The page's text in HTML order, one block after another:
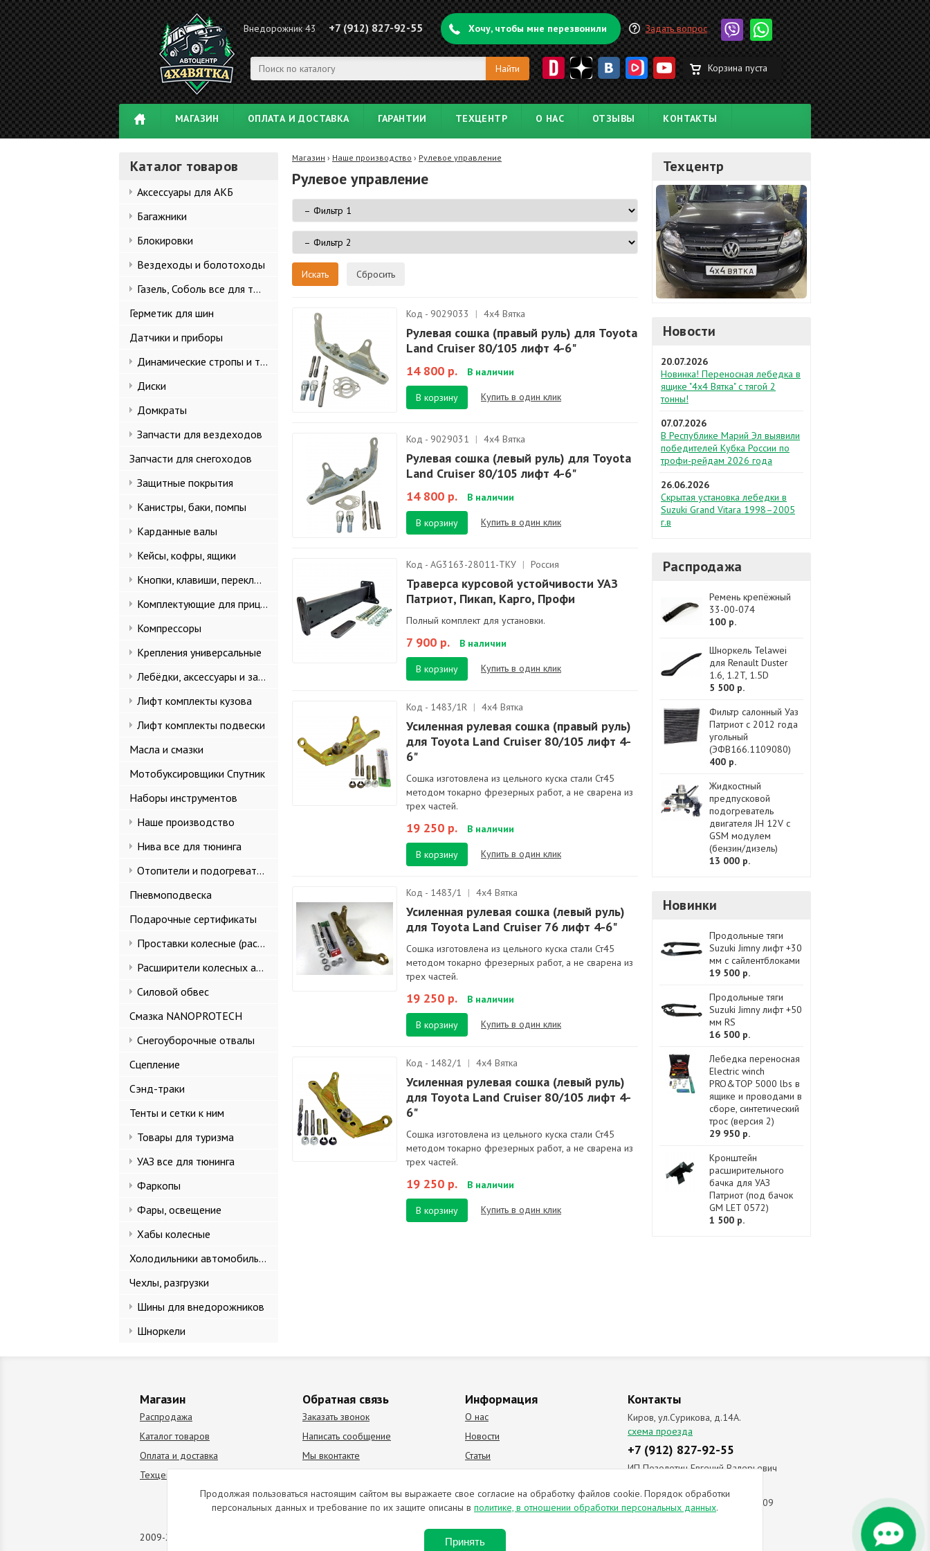
Внедорожник 43 +7 (912) 827-92-55 Хочу, чтобы мне перезвонили Задать вопрос
Корзина пуста
МАГАЗИН ОПЛАТА И ДОСТАВКА ГАРАНТИИ ТЕХЦЕНТР О НАС ОТЗЫВЫ КОНТАКТЫ
Каталог товаров
Аксессуары для АКБ
Багажники
Блокировки
Вездеходы и болотоходы
Газель, Соболь все для тюнинга
Герметик для шин
Датчики и приборы
Динамические стропы и такелаж
Диски
Домкраты
Запчасти для вездеходов
Запчасти для снегоходов
Защитные покрытия
Канистры, баки, помпы
Карданные валы
Кейсы, кофры, ящики
Кнопки, клавиши, переключатели
Комплектующие для прицепов
Компрессоры
Крепления универсальные
Лебёдки, аксессуары и запчасти
Лифт комплекты кузова
Лифт комплекты подвески
Масла и смазки
Мотобуксировщики Спутник
Наборы инструментов
Наше производство
Нива все для тюнинга
Отопители и подогреватели
Пневмоподвеска
Подарочные сертификаты
Проставки колесные (расширители колеи)
Расширители колесных арок и брызговики
Силовой обвес
Смазка NANOPROTECH
Снегоуборочные отвалы
Сцепление
Сэнд-траки
Тенты и сетки к ним
Товары для туризма
УАЗ все для тюнинга
Фаркопы
Фары, освещение
Хабы колесные
Холодильники автомобильные
Чехлы, разгрузки
Шины для внедорожников
Шноркели
Магазин › Наше производство › Рулевое управление
Рулевое управление
Сбросить
Код - 9029033 | 4х4 Вятка
Рулевая сошка (правый руль) для Toyota
Land Cruiser 80/105 лифт 4-6"
14 800 р.
В наличии
В корзину Купить в один клик
Код - 9029031 | 4х4 Вятка
Рулевая сошка (левый руль) для Toyota
Land Cruiser 80/105 лифт 4-6"
14 800 р.
В наличии
В корзину Купить в один клик
Код - AG3163-28011-ТКУ | Россия
Траверса курсовой устойчивости УАЗ
Патриот, Пикап, Карго, Профи
Полный комплект для установки.
7 900 р. В наличии
В корзину Купить в один клик
Код - 1483/1R | 4х4 Вятка
Усиленная рулевая сошка (правый руль)
для Toyota Land Cruiser 80/105 лифт 4-
6"
Сошка изготовлена из цельного куска стали Ст45
методом токарно фрезерных работ, а не сварена из
трех частей.
19 250 р. В наличии
В корзину Купить в один клик
Код - 1483/1 | 4х4 Вятка
Усиленная рулевая сошка (левый руль)
для Toyota Land Cruiser 76 лифт 4-6"
Сошка изготовлена из цельного куска стали Ст45
методом токарно фрезерных работ, а не сварена из
трех частей.
19 250 р. В наличии
В корзину Купить в один клик
Код - 1482/1 | 4х4 Вятка
Усиленная рулевая сошка (левый руль)
для Toyota Land Cruiser 80/105 лифт 4-
6"
Сошка изготовлена из цельного куска стали Ст45
методом токарно фрезерных работ, а не сварена из
трех частей.
19 250 р. В наличии
В корзину Купить в один клик
Техцентр
Новости
20.07.2026
Новинка! Переносная лебедка в
ящике "4х4 Вятка" с тягой 2
тонны!
07.07.2026
В Республике Марий Эл выявили
победителей Кубка России по
трофи-рейдам 2026 года
26.06.2026
Скрытая установка лебедки в
Suzuki Grand Vitara 1998–2005
г.в
Распродажа
Ремень крепёжный
33-00-074
100 р.
Шноркель Telawei
для Renault Duster
1.6, 1.2T, 1.5D
5 500 р.
Фильтр салонный Уаз
Патриот с 2012 года
угольный
(ЭФВ166.1109080)
400 р.
Жидкостный
предпусковой
подогреватель
двигателя JH 12V с
GSM модулем
(бензин/дизель)
13 000 р.
Новинки
Продольные тяги
Suzuki Jimny лифт +30
мм с сайлентблоками
19 500 р.
Продольные тяги
Suzuki Jimny лифт +50
мм RS
16 500 р.
Лебедка переносная
Electric winch
PRO&TOP 5000 lbs в
ящике и проводами в
сборе, синтетический
трос (версия 2)
29 950 р.
Кронштейн
расширительного
бачка для УАЗ
Патриот (под бачок
GM LET 0572)
1 500 р.
Магазин
Распродажа
Каталог товаров
Оплата и доставка
Техцентр
Обратная связь
Заказать звонок
Написать сообщение
Мы вконтакте
Информация
О нас
Новости
Статьи
Контакты
Киров, ул.Сурикова, д.14А.
схема проезда
+7 (912) 827-92-55
ИП Позолотин Евгений Валерьевич
ИНН 434537218055 / ОГРН ИП
309434505600123 от 25.02.2009
2009-2026 © Все права защищены. Копирование материалов запрещено. Отправляя любую форму на сайте, вы соглашаетесь с
Продолжая пользоваться настоящим сайтом вы выражаете свое согласие на обработку файлов cookie. Порядок обработки
персональных данных и требование по их защите описаны в политике, в отношении обработки персональных данных.
Принять